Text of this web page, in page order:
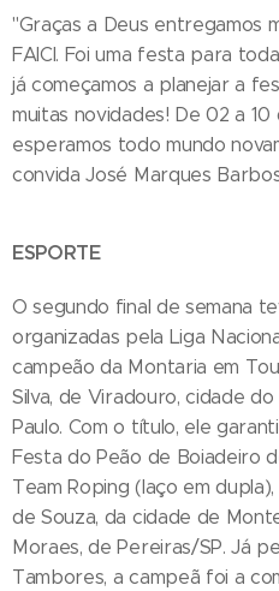
"Graças a Deus entregamos
FAICI. Foi uma festa para
já começamos a planejar a
muitas novidades! De 02 a
esperamos todo mundo
convida José Marques
ESPORTE
O segundo final de semana
organizadas pela Liga
campeão da Montaria em
Silva, de Viradouro, cidade
Paulo. Com o título, ele
Festa do Peão de Boiadeiro
Team Roping (laço em
de Souza, da cidade de
Moraes, de Pereiras/SP. Já
Tambores, a campeã foi a